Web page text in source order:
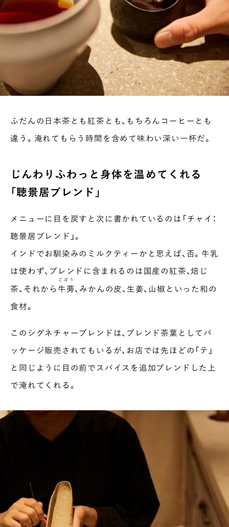
INTERVIEW
Ocha SURU? Lab.
PAUSE & INSPIRE
ファーストプレイスで、お茶を
COLUMN
COLOURS BY CHAGOCORO
ふだんの日本茶とも紅茶とも、もちろんコーヒーとも
違う。淹れてもらう時間を含めて味わい深い一杯だ。
じんわりふわっと身体を温めてくれる
「聴景居ブレンド」
メニューに目を戻すと次に書かれているのは「チャイ：
聴景居ブレンド」。
インドでお馴染みのミルクティーかと思えば、否。牛乳
は使わず、ブレンドに含まれるのは国産の紅茶、焙じ
茶、それから牛蒡
ごぼう
、みかんの皮、生姜、山椒といった和の
食材。
このシグネチャーブレンドは、ブレンド茶葉としてパ
ッケージ販売されてもいるが、お店では先ほどの「テ」
と同じように目の前でスパイスを追加ブレンドした上
で淹れてくれる。